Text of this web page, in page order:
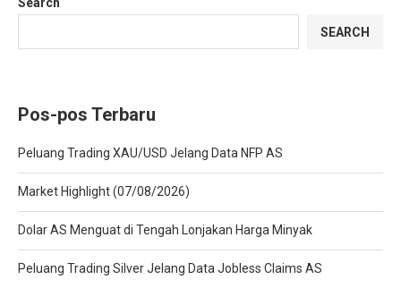
SEARCH
Pos-pos Terbaru
Peluang Trading XAU/USD Jelang Data NFP AS
Market Highlight (07/08/2026)
Dolar AS Menguat di Tengah Lonjakan Harga Minyak
Peluang Trading Silver Jelang Data Jobless Claims AS